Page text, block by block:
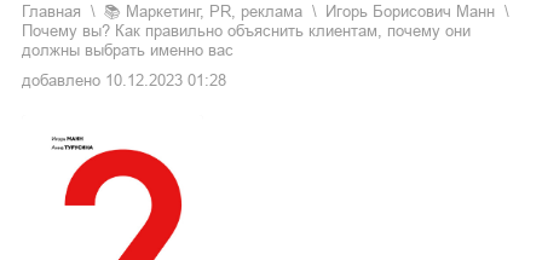
Главная 📚 маркетинг, PR, реклама
Игорь Борисович Манн
Почему вы? Как правильно объяснить клиентам, почему они
должны выбрать именно вас
добавлено 10.12.2023 01:28